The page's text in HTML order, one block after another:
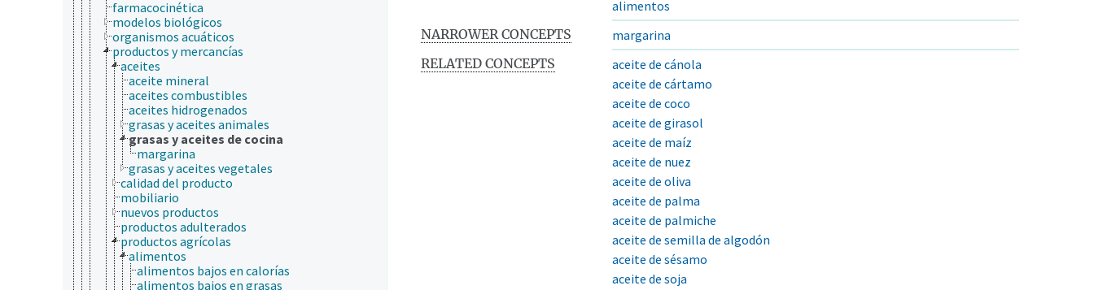
farmacocinética
modelos biológicos
organismos acuáticos
productos y mercancías
aceites
aceite mineral
aceites combustibles
aceites hidrogenados
grasas y aceites animales
grasas y aceites de cocina
margarina
grasas y aceites vegetales
calidad del producto
mobiliario
nuevos productos
productos adulterados
productos agrícolas
alimentos
alimentos bajos en calorías
alimentos bajos en grasas
alimentos
NARROWER CONCEPTS
margarina
RELATED CONCEPTS
aceite de cánola
aceite de cártamo
aceite de coco
aceite de girasol
aceite de maíz
aceite de nuez
aceite de oliva
aceite de palma
aceite de palmiche
aceite de semilla de algodón
aceite de sésamo
aceite de soja